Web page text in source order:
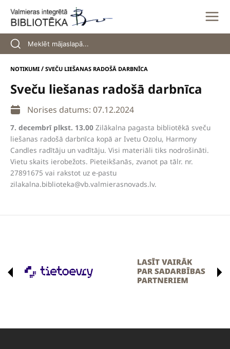
content
NOTIKUMI / SVEČU LIEŠANAS RADOŠĀ DARBNĪCA
Sveču liešanas radošā darbnīca
Norises datums: 07.12.2024
7. decembrī plkst. 13.00 Zilākalna pagasta bibliotēkā sveču
liešanas radošā darbnīca kopā ar Ivetu Ozolu, Harmony
Candles radītāju un vadītāju. Visi materiāli tiks nodrošināti.
Vietu skaits ierobežots. Pieteikšanās, zvanot pa tālr. nr.
27891675 vai rakstot uz e-pastu
zilakalna.biblioteka@vb.valmierasnovads.lv.